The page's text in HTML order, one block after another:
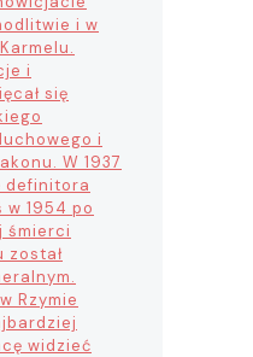
i w
i
się
i
W 1937
definitora
1954 po
śmierci
został
Rzymie
widzieć